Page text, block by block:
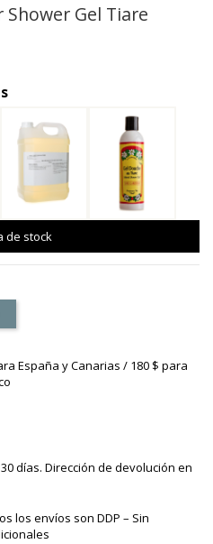
Gel Tiare
de stock
España y Canarias / 180 $ para
días. Dirección de devolución en
los envíos son DDP – Sin